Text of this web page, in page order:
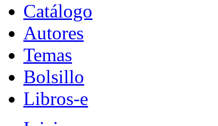
Catálogo
Autores
Temas
Bolsillo
Libros-e